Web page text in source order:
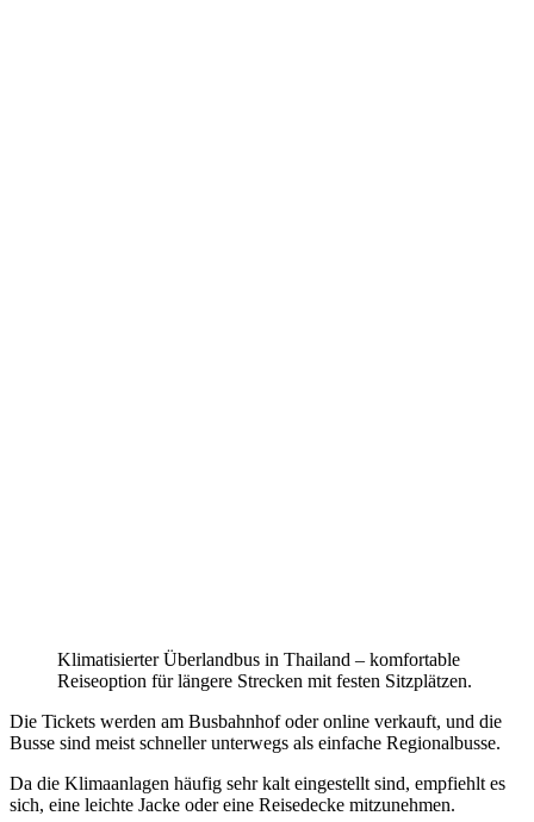
Klimatisierter Überlandbus in Thailand – komfortable
Reiseoption für längere Strecken mit festen Sitzplätzen.
Die Tickets werden am Busbahnhof oder online verkauft, und die
Busse sind meist schneller unterwegs als einfache Regionalbusse.
Da die Klimaanlagen häufig sehr kalt eingestellt sind, empfiehlt es
sich, eine leichte Jacke oder eine Reisedecke mitzunehmen.